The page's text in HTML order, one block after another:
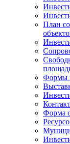
План
Формы
Форма